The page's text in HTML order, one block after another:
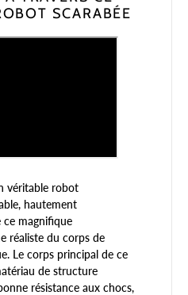
SCARABÉE
véritable robot
hautement
ce magnifique
réaliste du corps de
Le corps principal de ce
de structure
résistance aux chocs,